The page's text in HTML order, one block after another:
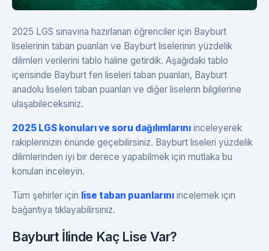
2025 LGS sınavına hazırlanan öğrenciler için Bayburt
liselerinin taban puanları ve Bayburt liselerinin yüzdelik
dilimleri verilerini tablo haline getirdik. Aşağıdaki tablo
içerisinde Bayburt fen liseleri taban puanları, Bayburt
anadolu liseleri taban puanları ve diğer liselerin bilgilerine
ulaşabileceksiniz.
2025 LGS konuları ve soru dağılımlarını inceleyerek
rakiplerinizin önünde geçebilirsiniz. Bayburt liseleri yüzdelik
dilimlerinden iyi bir derece yapabilmek için mutlaka bu
konuları inceleyin.
Tüm şehirler için lise taban puanlarını incelemek için
bağantıya tıklayabilirsiniz.
Bayburt İlinde Kaç Lise Var?